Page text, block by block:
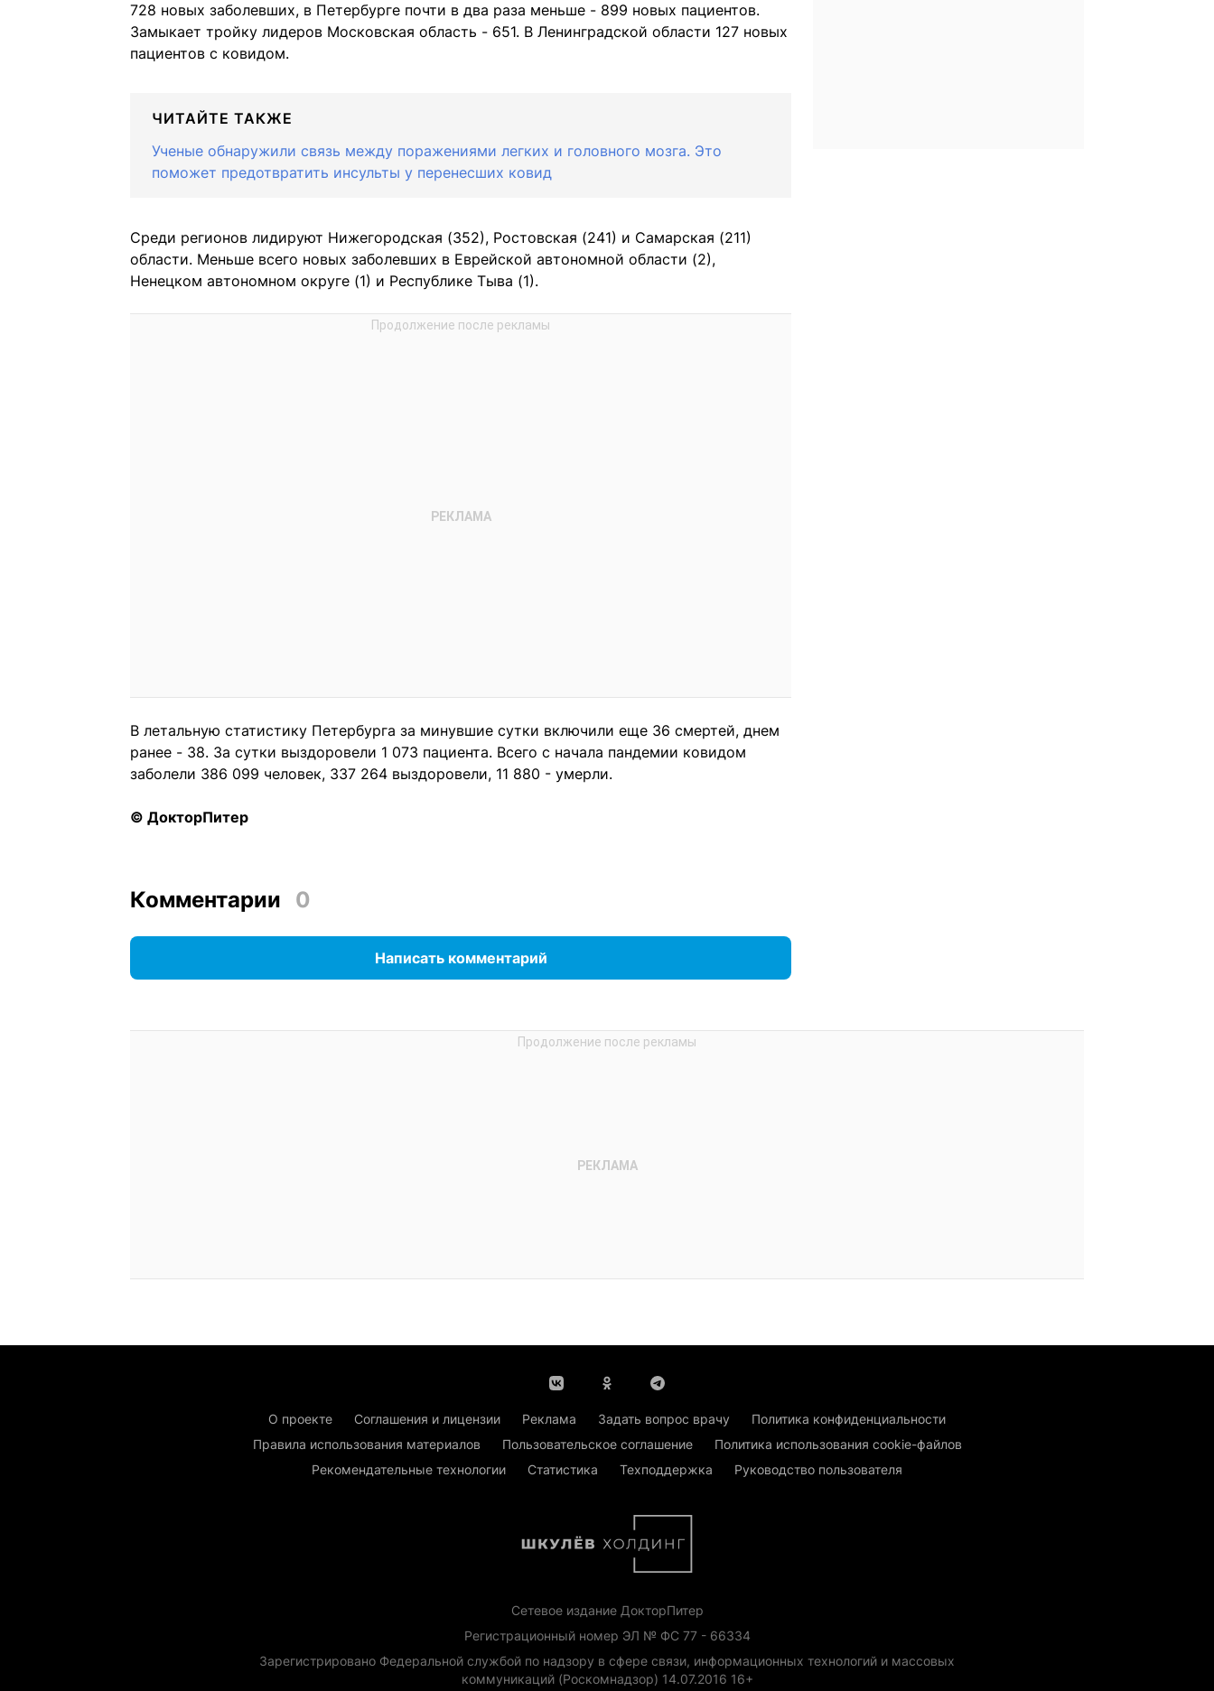
728 новых заболевших, в Петербурге почти в два раза меньше - 899 новых пациентов.
Замыкает тройку лидеров Московская область - 651. В Ленинградской области 127 новых
пациентов с ковидом.
ЧИТАЙТЕ ТАКЖЕ
Ученые обнаружили связь между поражениями легких и головного мозга. Это
поможет предотвратить инсульты у перенесших ковид
Среди регионов лидируют Нижегородская (352), Ростовская (241) и Самарская (211)
области. Меньше всего новых заболевших в Еврейской автономной области (2),
Ненецком автономном округе (1) и Республике Тыва (1).
В летальную статистику Петербурга за минувшие сутки включили еще 36 смертей, днем
ранее - 38. За сутки выздоровели 1 073 пациента. Всего с начала пандемии ковидом
заболели 386 099 человек, 337 264 выздоровели, 11 880 - умерли.
© ДокторПитер
Комментарии 0
Написать комментарий
О проекте Соглашения и лицензии Реклама Задать вопрос врачу
Политика конфиденциальности
Правила использования материалов
Пользовательское соглашение
Политика использования cookie-файлов
Рекомендательные технологии
Статистика Техподдержка Руководство пользователя
Сетевое издание ДокторПитер
Регистрационный номер ЭЛ № ФС 77 - 66334
Зарегистрировано Федеральной службой по надзору в сфере связи, информационных технологий и массовых
коммуникаций (Роскомнадзор) 14.07.2016 16+